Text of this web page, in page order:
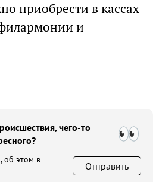
приобрести в кассах
и
чего-то
об этом в
Отправить